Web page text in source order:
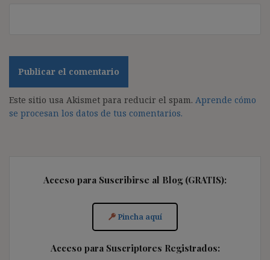
Este sitio usa Akismet para reducir el spam. Aprende cómo
se procesan los datos de tus comentarios.
Acceso para Suscribirse al Blog (GRATIS):
Pincha aquí
Acceso para Suscriptores Registrados: